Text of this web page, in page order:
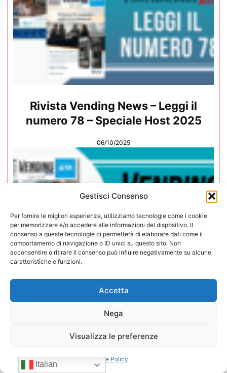
Gestisci Consenso
Per fornire le migliori esperienze, utilizziamo tecnologie come i cookie
per memorizzare e/o accedere alle informazioni del dispositivo. Il
consenso a queste tecnologie ci permetterà di elaborare dati come il
comportamento di navigazione o ID unici su questo sito. Non
acconsentire o ritirare il consenso può influire negativamente su alcune
caratteristiche e funzioni.
Accetta
Nega
Visualizza le preferenze
Cookie Policy
Rivista Vending News – Leggi il
numero 78 – Speciale Host 2025
06/10/2025
Rivista Vending News – Leggi il
Italian